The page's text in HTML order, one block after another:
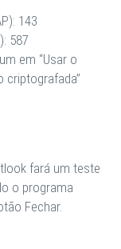
143
587
em “Usar o
criptografada”
fará um teste
o programa
Fechar.